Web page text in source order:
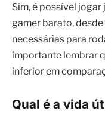
Sim, é possível
gamer barato,
necessárias para
importante lembrar
inferior em
Qual é a vida